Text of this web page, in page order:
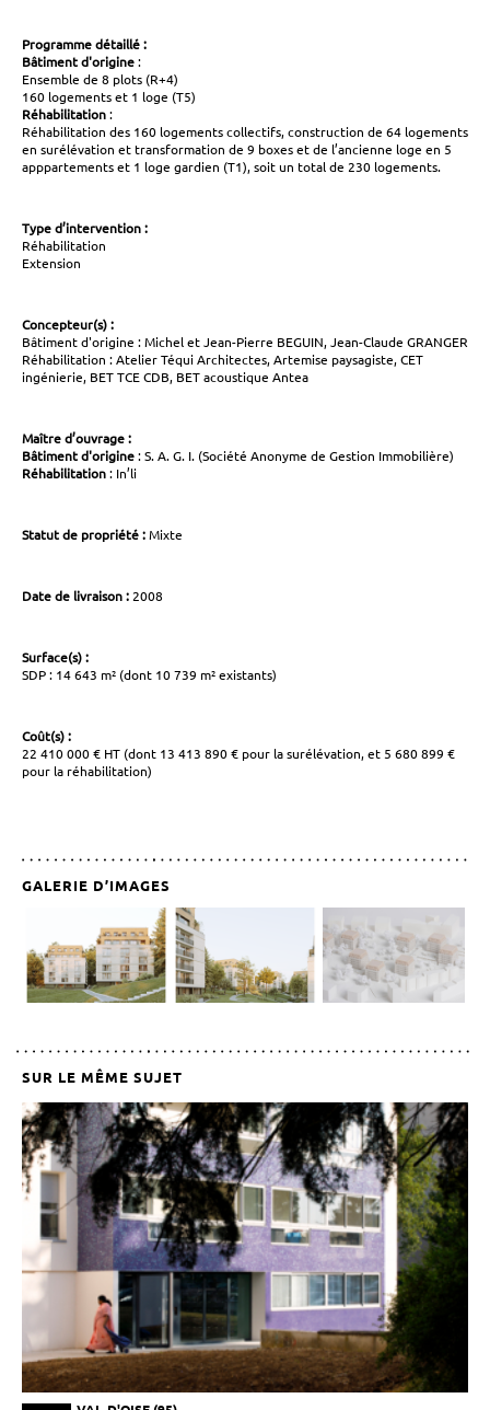
Programme détaillé :
Bâtiment d'origine:
Ensemble de 8 plots (R+4)
160 logements et 1 loge (T5)
Réhabilitation:
Réhabilitation des 160 logements collectifs, construction de 64 logements
en surélévation et transformation de 9 boxes et de l’ancienne loge en 5
apppartements et 1 loge gardien (T1), soit un total de 230 logements.
Type d’intervention :
Réhabilitation
Extension
Concepteur(s) :
Bâtiment d'origine : Michel et Jean-Pierre BEGUIN, Jean-Claude GRANGER
Réhabilitation : Atelier Téqui Architectes, Artemise paysagiste, CET
ingénierie, BET TCE CDB, BET acoustique Antea
Maître d’ouvrage :
Bâtiment d'origine: S. A. G. I. (Société Anonyme de Gestion Immobilière)
Réhabilitation: In’li
Statut de propriété :Mixte
Date de livraison :2008
Surface(s) :
SDP : 14 643 m² (dont 10 739 m² existants)
Coût(s) :
22 410 000 € HT (dont 13 413 890 € pour la surélévation, et 5 680 899 €
pour la réhabilitation)
GALERIE D’IMAGES
SUR LE MÊME SUJET